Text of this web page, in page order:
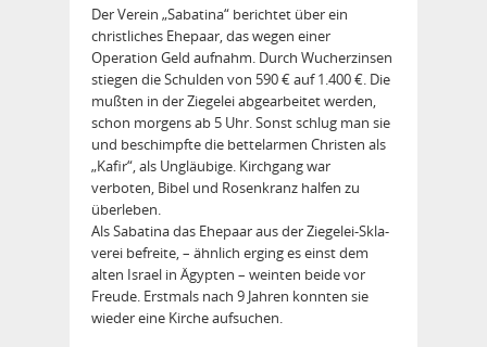
Der Verein „Sabatina“ berichtet über ein
christliches Ehepaar, das wegen einer
Operation Geld aufnahm. Durch Wucherzinsen
stiegen die Schulden von 590 € auf 1.400 €. Die
mußten in der Ziegelei abgearbeitet werden,
schon morgens ab 5 Uhr. Sonst schlug man sie
und beschimpfte die bettelarmen Christen als
„Kafir“, als Ungläubige. Kirchgang war
verboten, Bibel und Rosenkranz halfen zu
überleben.
Als Sabatina das Ehepaar aus der Ziegelei-Skla­
verei befreite, – ähnlich erging es einst dem
alten Israel in Ägypten – weinten beide vor
Freu­de. Erstmals nach 9 Jahren konnten sie
wieder eine Kirche aufsuchen.